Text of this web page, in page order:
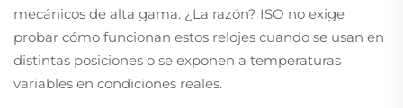
mecánicos de alta gama. ¿La razón? ISO no exige
probar cómo funcionan estos relojes cuando se usan en
distintas posiciones o se exponen a temperaturas
variables en condiciones reales.